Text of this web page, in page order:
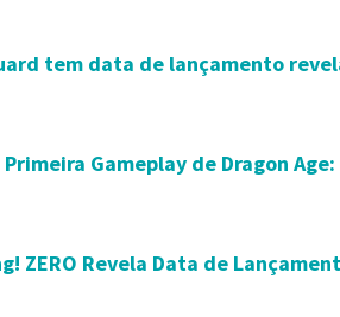
tem data de lançamento
Primeira Gameplay de Dragon
ZERO Revela Data de